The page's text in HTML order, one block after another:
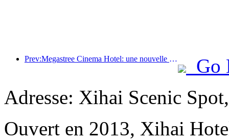
Prev:Megastree Cinema Hotel: une nouvelle expérience d'hébergement sur le thème du cinéma à l'ère du numérique
Go
Adresse: Xihai Scenic
Ouvert en 2013, Xihai